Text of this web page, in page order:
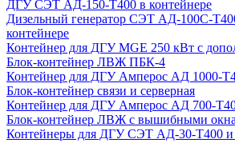
ДГУ СЭТ АД-150-Т400 в контейнере
Дизельный генератор СЭТ АД-100С-
контейнере
Контейнер для ДГУ MGE 250 кВт с
Блок-контейнер ЛВЖ ПБК-4
Контейнер для ДГУ Амперос АД 1000-
Блок-контейнер связи и серверная
Контейнер для ДГУ Амперос АД 700-
Блок-контейнер ЛВЖ с вышибными
Контейнеры для ДГУ СЭТ АД-30-Т400